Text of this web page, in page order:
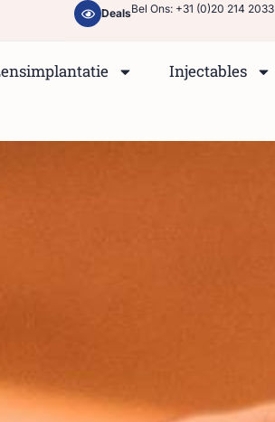
DealsBel Ons: +31 (0)20 214 2033
Injectables